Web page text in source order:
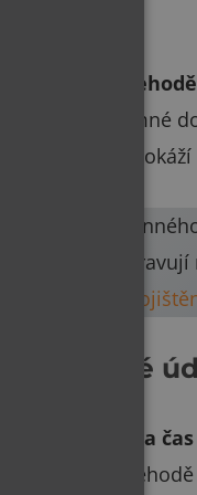
Záznam o nehodě
dojít k vzájemné
účastníci
👉 Cena
průběžně
Hlídač
Společné
Datum a
kdy k